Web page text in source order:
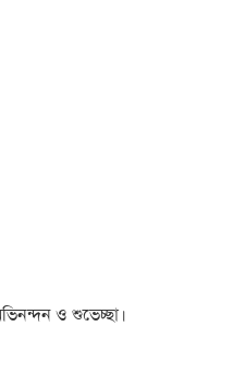
ও শুভেচ্ছা।